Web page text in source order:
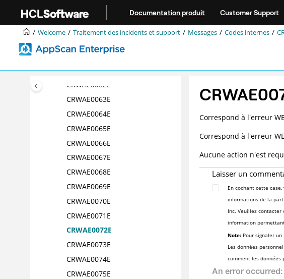
Documentation produit Customer Support
Welcome Traitement des incidents et support Messages Codes internes
CRWAE0057E
CRWAE0058E
CRWAE0060E
CRWAE0061E
CRWAE0062E
CRWAE0063E
CRWAE0064E
CRWAE0065E
CRWAE0066E
CRWAE0067E
CRWAE0068E
CRWAE0069E
CRWAE0070E
CRWAE0071E
CRWAE0072E
CRWAE0073E
CRWAE0074E
CRWAE0075E
Correspond à l'erreur
Correspond à l'erreur
Aucune action n'est
Laisser un
En cochant cette
informations de la
Inc. Veuillez
information
Note: Pour signaler
Les données
comment les données